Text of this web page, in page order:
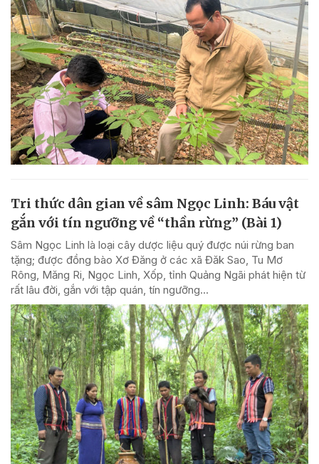
Tri thức dân gian về sâm Ngọc Linh: Báu vật
gắn với tín ngưỡng về “thần rừng” (Bài 1)
Sâm Ngọc Linh là loại cây dược liệu quý được núi rừng ban
tặng; được đồng bào Xơ Đăng ở các xã Đăk Sao, Tu Mơ
Rông, Măng Ri, Ngọc Linh, Xốp, tỉnh Quảng Ngãi phát hiện từ
rất lâu đời, gắn với tập quán, tín ngưỡng...